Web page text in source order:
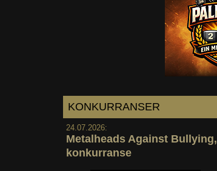
KONKURRANSER
24.07.2026:
Metalheads Against Bullying,
konkurranse